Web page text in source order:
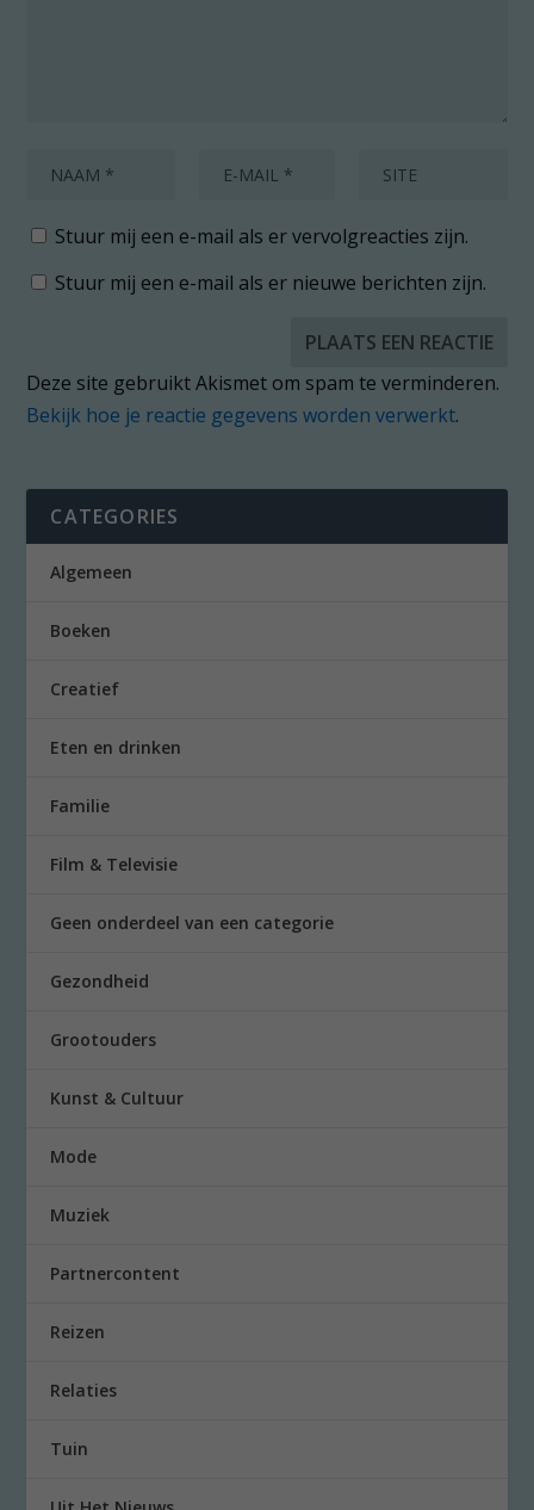
Stuur mij een e-mail als er vervolgreacties zijn.
Stuur mij een e-mail als er nieuwe berichten zijn.
Deze site gebruikt Akismet om spam te verminderen.
Bekijk hoe je reactie gegevens worden verwerkt.
CATEGORIES
Algemeen
Boeken
Creatief
Eten en drinken
Familie
Film & Televisie
Geen onderdeel van een categorie
Gezondheid
Grootouders
Kunst & Cultuur
Mode
Muziek
Partnercontent
Reizen
Relaties
Tuin